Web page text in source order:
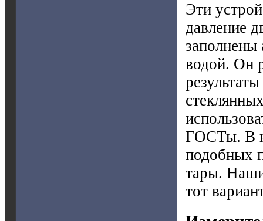
Эти
давление
заполнены
водой. Он
ГОСТы. В
подобных
тары.
тот